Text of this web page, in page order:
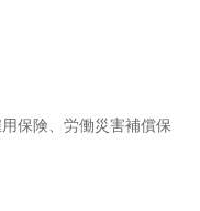
保険、労働災害補償保